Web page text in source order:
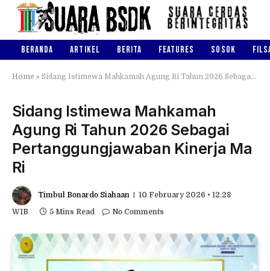
BERANDA ARTIKEL BERITA FEATURES SOSOK
Home » Sidang Istimewa Mahkamah Agung Ri Tahun 2026 Sebagai Pertanggungjawaban Kinerja Ma Ri
Sidang Istimewa Mahkamah
Agung Ri Tahun 2026 Sebagai
Pertanggungjawaban Kinerja Ma
Ri
Timbul Bonardo Siahaan
10 February 2026 • 12:28
WIB
5 Mins Read No Comments